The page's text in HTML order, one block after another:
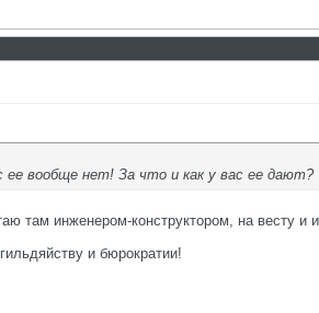
ее вообще нет! За что и как у вас ее дают?
там инженером-конструктором, на весту
и бюрократии!